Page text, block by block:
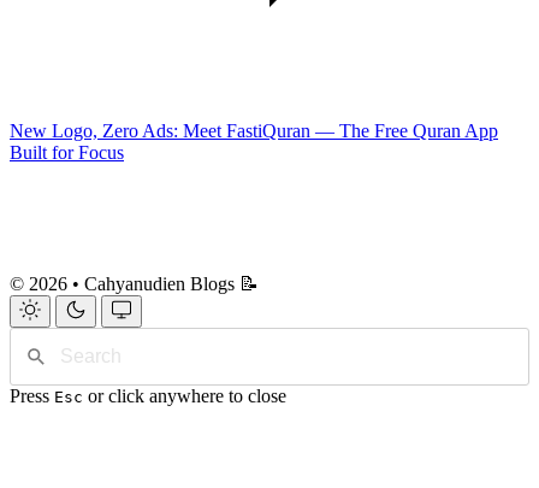
New Logo, Zero Ads: Meet FastiQuran — The Free Quran App
Built for Focus
© 2026 • Cahyanudien Blogs 📝
Press Esc or click anywhere to close